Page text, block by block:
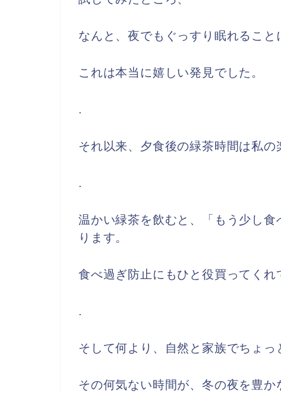
なんと、夜でもぐっすり眠れること
これは本当に嬉しい発見でした。
.
それ以来、夕食後の緑茶時間は私の
.
温かい緑茶を飲むと、「もう少し
ります。
食べ過ぎ防止にもひと役買ってくれ
.
そして何より、自然と家族でちょっ
その何気ない時間が、冬の夜を豊か